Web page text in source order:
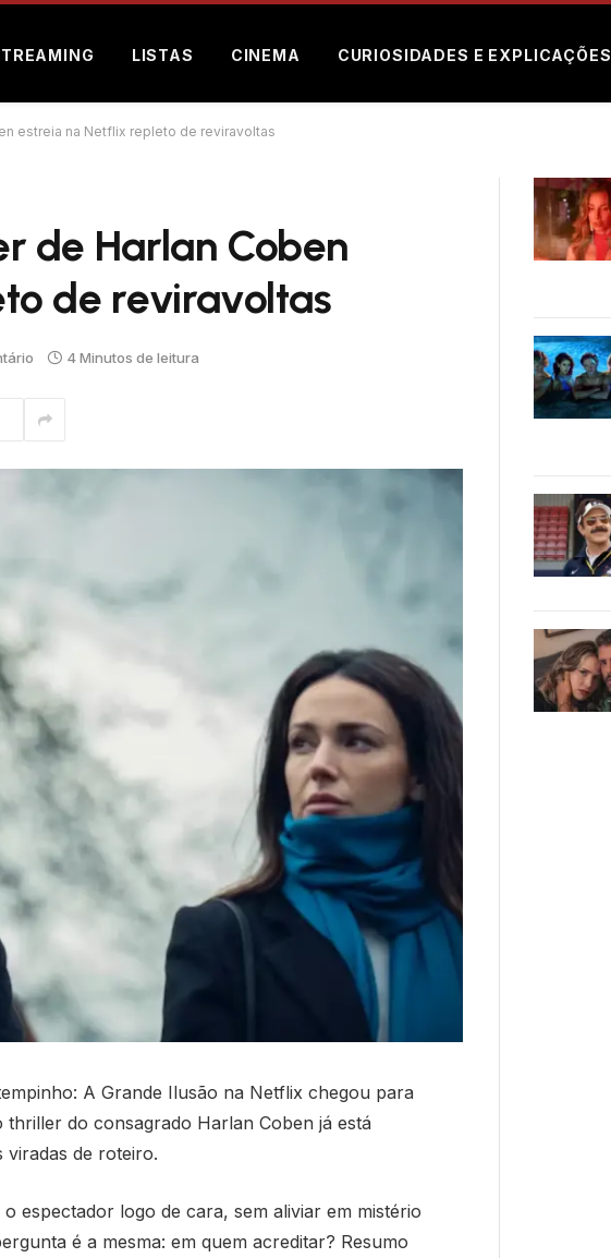
LISTAS CINEMA CURIOSIDADES E EXPLICAÇÕES
estreia na Netflix repleto de reviravoltas
de Harlan Coben
de reviravoltas
4 Minutos de leitura
A Grande Ilusão na Netflix chegou para
do consagrado Harlan Coben já está
de roteiro.
espectador logo de cara, sem aliviar em mistério
é a mesma: em quem acreditar? Resumo